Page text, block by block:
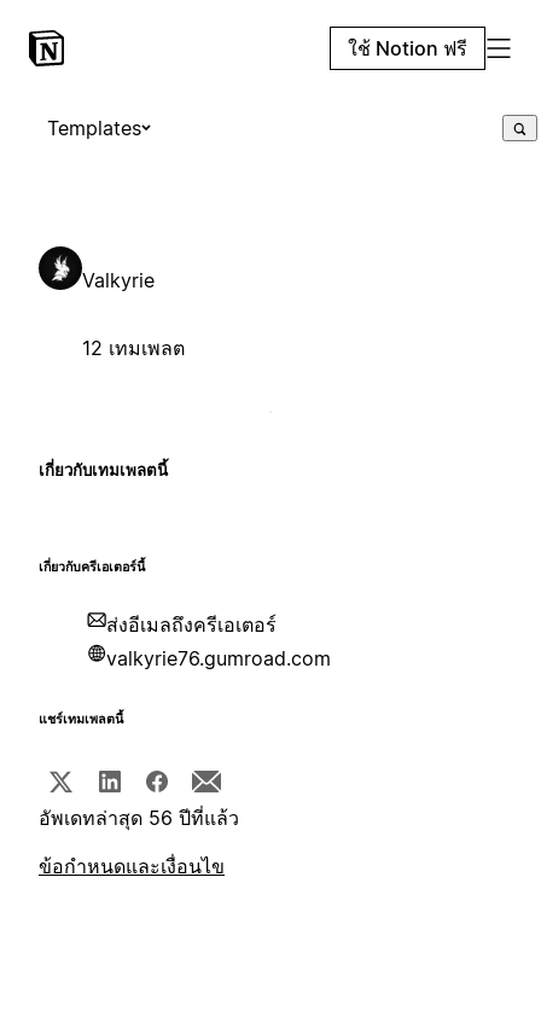
ใช้ Notion ฟรี
Templates
Valkyrie
12 เทมเพลต
เกี่ยวกับเทมเพลตนี้
เกี่ยวกับครีเอเตอร์นี้
ส่งอีเมลถึงครีเอเตอร์
valkyrie76.gumroad.com
แชร์เทมเพลตนี้
อัพเดทล่าสุด 56 ปีที่แล้ว
ข้อกำหนดและเงื่อนไข